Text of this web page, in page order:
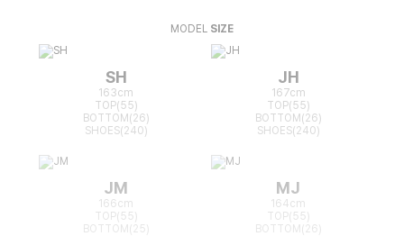
MODEL SIZE
SH
163cm
TOP(55)
BOTTOM(26)
SHOES(240)
JH
167cm
TOP(55)
BOTTOM(26)
SHOES(240)
JM
166cm
TOP(55)
BOTTOM(25)
MJ
164cm
TOP(55)
BOTTOM(26)